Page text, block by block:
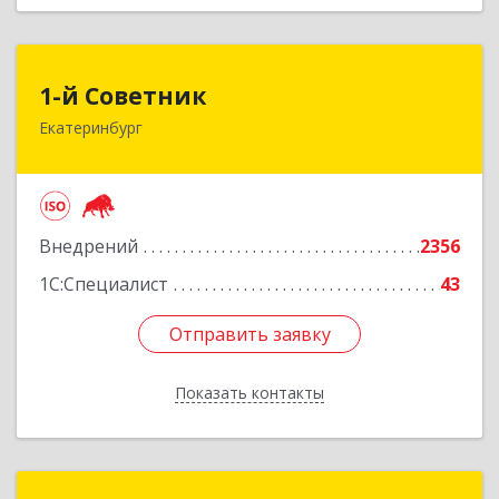
1-й Советник
Екатеринбург
Внедрений
2356
1С:Специалист
43
Отправить заявку
Показать контакты
620144, Свердловская обл, Екатеринбург г, 8
Отправить заявку
Назад